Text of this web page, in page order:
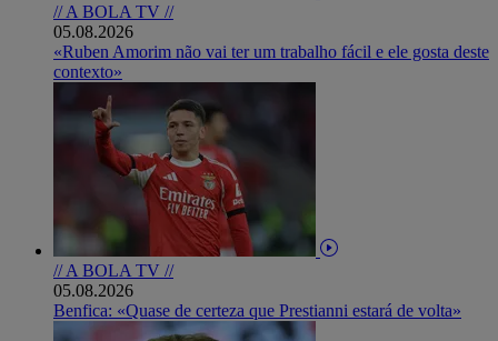
// A BOLA TV //
05.08.2026
«Ruben Amorim não vai ter um trabalho fácil e ele gosta deste
contexto»
// A BOLA TV //
05.08.2026
Benfica: «Quase de certeza que Prestianni estará de volta»